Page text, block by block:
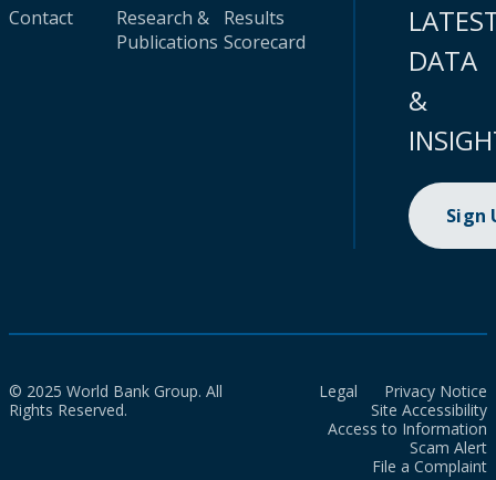
Contact
Research &
Publications
Results
Scorecard
DATA
&
Sign
© 2025 World Bank Group. All
Rights Reserved.
Legal
Privacy Notice
Site Accessibility
Access to Information
Scam Alert
File a Complaint